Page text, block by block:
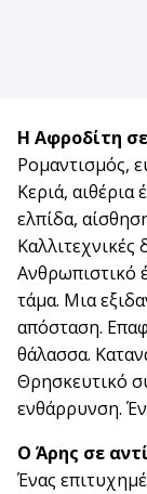
Η Αφροδίτη
Ρομαντισμός,
Κεριά,
ελπίδα,
Ανθρωπιστικό
τάμα. Μια
απόσταση.
θάλασσα.
Θρησκευτικό
ενθάρρυνση.
Ο Άρης σε
Ένας